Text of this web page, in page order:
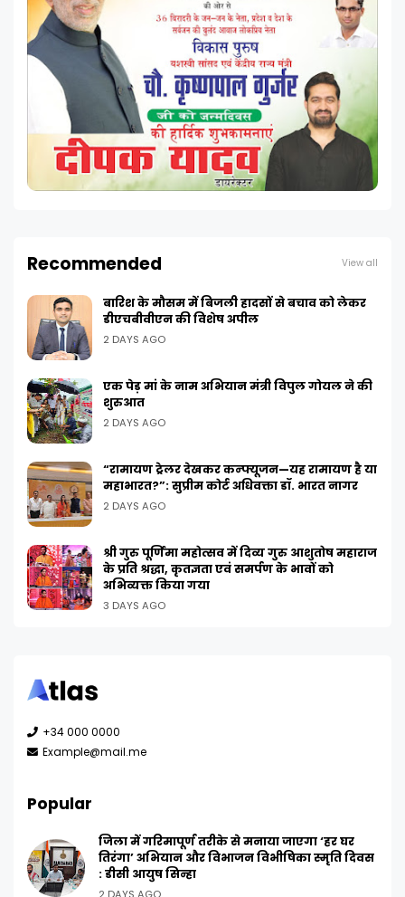
Recommended View all
बारिश के मौसम में बिजली हादसों से बचाव को लेकर
डीएचबीवीएन की विशेष अपील
2 DAYS AGO
एक पेड़ मां के नाम अभियान मंत्री विपुल गोयल ने की
शुरुआत
2 DAYS AGO
“रामायण ट्रेलर देखकर कन्फ्यूजन—यह रामायण है या
महाभारत?”: सुप्रीम कोर्ट अधिवक्ता डॉ. भारत नागर
2 DAYS AGO
श्री गुरु पूर्णिमा महोत्सव में दिव्य गुरु आशुतोष महाराज
के प्रति श्रद्धा, कृतज्ञता एवं समर्पण के भावों को
अभिव्यक्त किया गया
3 DAYS AGO
+34 000 0000
Example@mail.me
Popular
जिला में गरिमापूर्ण तरीके से मनाया जाएगा ‘हर घर
तिरंगा’ अभियान और विभाजन विभीषिका स्मृति दिवस
: डीसी आयुष सिन्हा